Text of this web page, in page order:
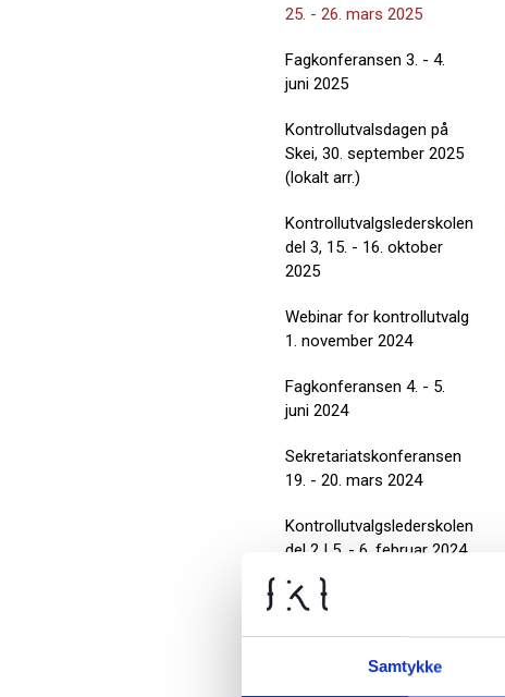
Samtykke
25. - 26. mars 2025
Fagkonferansen 3. - 4.
juni 2025
Kontrollutvalsdagen på
Skei, 30. september 2025
(lokalt arr.)
Kontrollutvalgslederskolen
del 3, 15. - 16. oktober
2025
Webinar for kontrollutvalg
1. november 2024
Fagkonferansen 4. - 5.
juni 2024
Sekretariatskonferansen
19. - 20. mars 2024
Kontrollutvalgslederskolen
del 2 | 5. - 6. februar 2024
Kontrollutvalsdagane i